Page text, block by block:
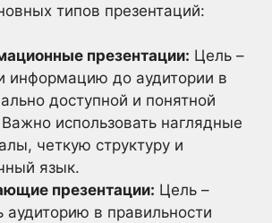
типов презентаций:
презентации: Цель –
информацию до аудитории в
доступной и понятной
использовать наглядные
четкую структуру и
язык.
презентации: Цель –
аудиторию в правильности